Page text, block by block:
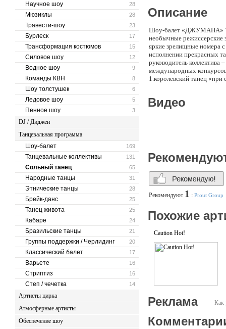
28
Научное шоу
28
Мюзиклы
23
Травести-шоу
17
Бурлеск
15
Трансформация костюмов
12
Силовое шоу
9
Водное шоу
8
Команды КВН
6
Шоу толстушек
5
Ледовое шоу
3
Пенное шоу
DJ / Диджеи
Танцевальная программа
169
Шоу-балет
131
Танцевальные коллективы
65
Сольный танец
31
Народные танцы
28
Этнические танцы
25
Брейк-данс
25
Танец живота
24
Кабаре
21
Бразильские танцы
20
Группы поддержки / Черлидинг
17
Классический балет
16
Варьете
16
Стриптиз
14
Степ / чечетка
Артисты цирка
Атмосферные артисты
Обеспечение шоу
Описание
Шоу-балет «ДЖУМАНА»
необычные режиссерские
яркие зрелищные номера с
исполнении прекрасных
руководитель коллектива
международных
1.королевский танец
7-10 минут на смену
Видео
Рекомендуют 1 : Prout Group
Похожие
Caution Hot!
Как
Реклама